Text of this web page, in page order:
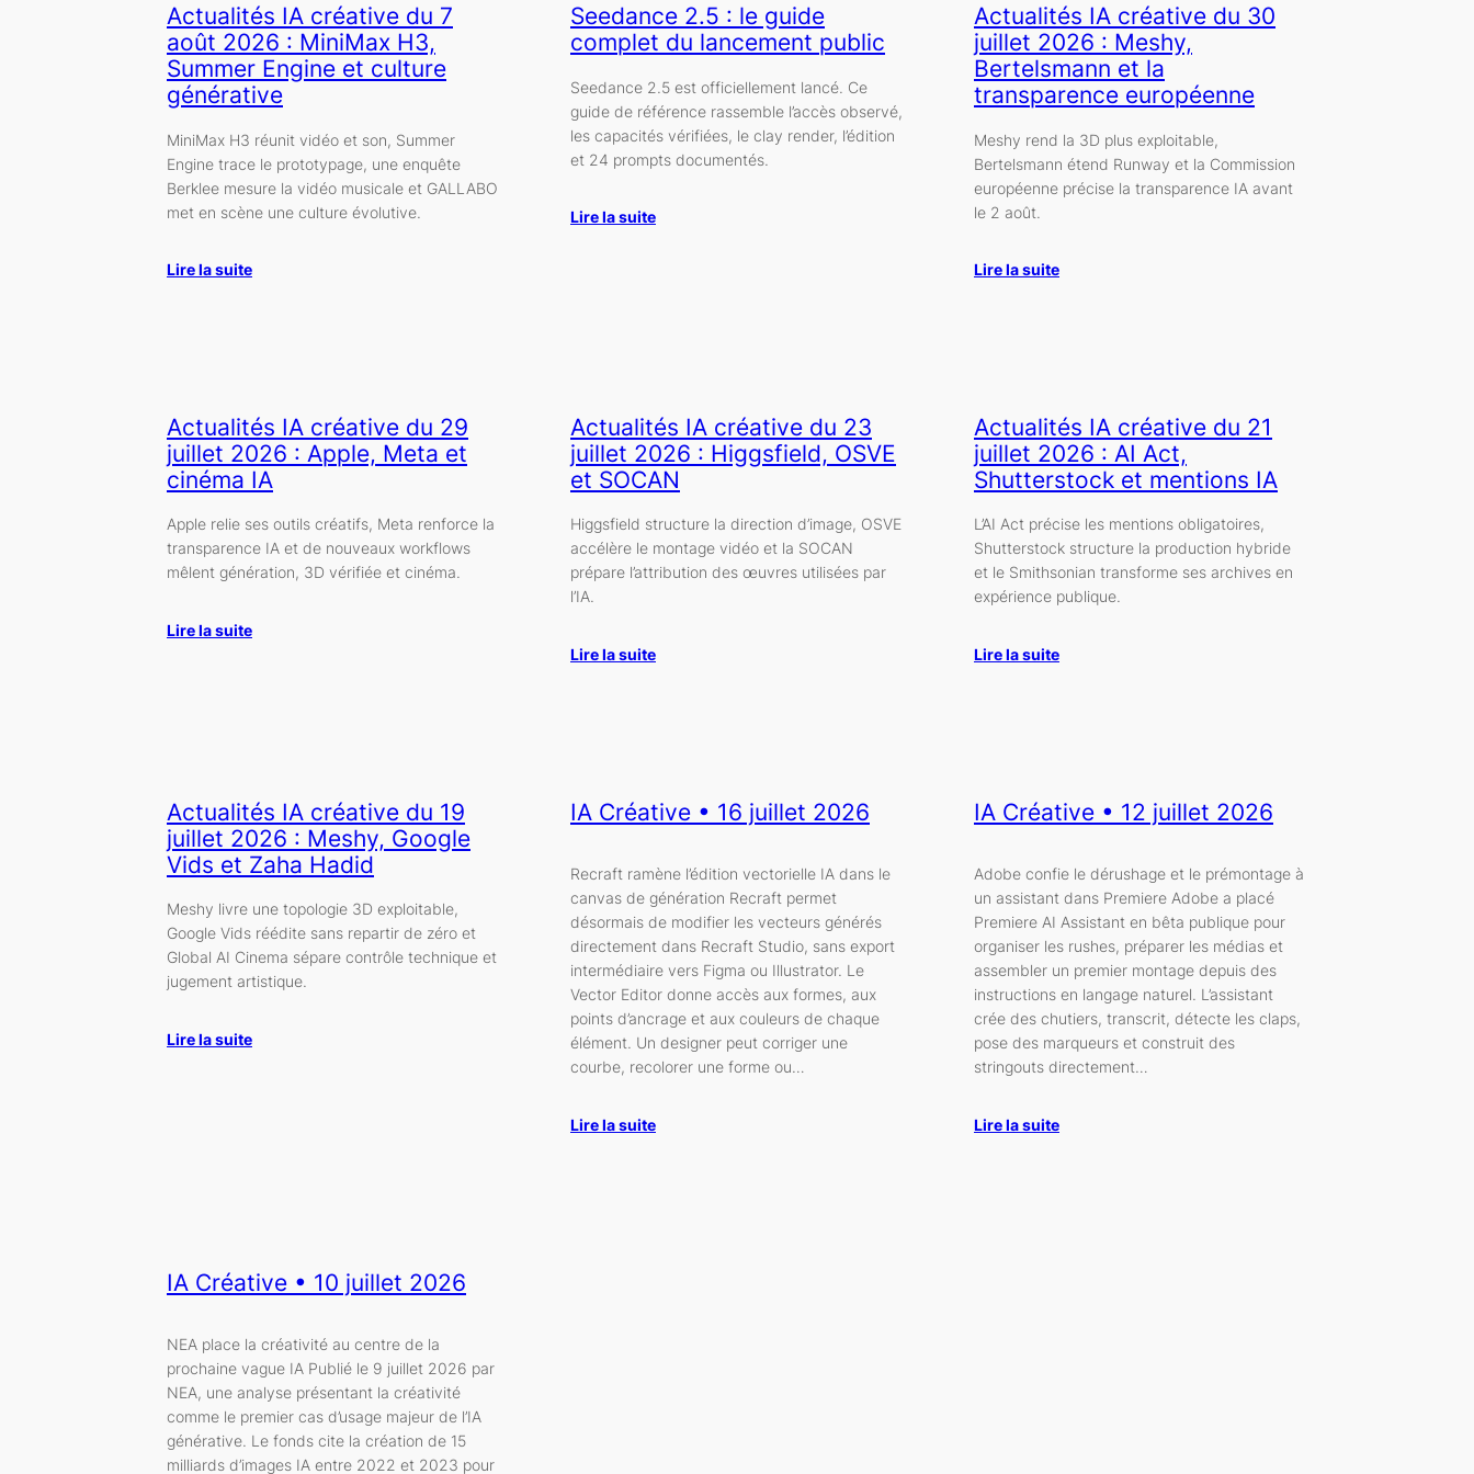
Actualités IA créative du 7
août 2026 : MiniMax H3,
Summer Engine et culture
générative
MiniMax H3 réunit vidéo et son, Summer
Engine trace le prototypage, une enquête
Berklee mesure la vidéo musicale et GALLABO
met en scène une culture évolutive.
Lire la suite
Seedance 2.5 : le guide
complet du lancement public
Seedance 2.5 est officiellement lancé. Ce
guide de référence rassemble l’accès observé,
les capacités vérifiées, le clay render, l’édition
et 24 prompts documentés.
Lire la suite
Actualités IA créative du 30
juillet 2026 : Meshy,
Bertelsmann et la
transparence européenne
Meshy rend la 3D plus exploitable,
Bertelsmann étend Runway et la Commission
européenne précise la transparence IA avant
le 2 août.
Lire la suite
Actualités IA créative du 29
juillet 2026 : Apple, Meta et
cinéma IA
Apple relie ses outils créatifs, Meta renforce la
transparence IA et de nouveaux workflows
mêlent génération, 3D vérifiée et cinéma.
Lire la suite
Actualités IA créative du 23
juillet 2026 : Higgsfield, OSVE
et SOCAN
Higgsfield structure la direction d’image, OSVE
accélère le montage vidéo et la SOCAN
prépare l’attribution des œuvres utilisées par
l’IA.
Lire la suite
Actualités IA créative du 21
juillet 2026 : AI Act,
Shutterstock et mentions IA
L’AI Act précise les mentions obligatoires,
Shutterstock structure la production hybride
et le Smithsonian transforme ses archives en
expérience publique.
Lire la suite
Actualités IA créative du 19
juillet 2026 : Meshy, Google
Vids et Zaha Hadid
Meshy livre une topologie 3D exploitable,
Google Vids réédite sans repartir de zéro et
Global AI Cinema sépare contrôle technique et
jugement artistique.
Lire la suite
IA Créative • 16 juillet 2026
Recraft ramène l’édition vectorielle IA dans le
canvas de génération Recraft permet
désormais de modifier les vecteurs générés
directement dans Recraft Studio, sans export
intermédiaire vers Figma ou Illustrator. Le
Vector Editor donne accès aux formes, aux
points d’ancrage et aux couleurs de chaque
élément. Un designer peut corriger une
courbe, recolorer une forme ou…
Lire la suite
IA Créative • 12 juillet 2026
Adobe confie le dérushage et le prémontage à
un assistant dans Premiere Adobe a placé
Premiere AI Assistant en bêta publique pour
organiser les rushes, préparer les médias et
assembler un premier montage depuis des
instructions en langage naturel. L’assistant
crée des chutiers, transcrit, détecte les claps,
pose des marqueurs et construit des
stringouts directement…
Lire la suite
IA Créative • 10 juillet 2026
NEA place la créativité au centre de la
prochaine vague IA Publié le 9 juillet 2026 par
NEA, une analyse présentant la créativité
comme le premier cas d’usage majeur de l’IA
générative. Le fonds cite la création de 15
milliards d’images IA entre 2022 et 2023 pour